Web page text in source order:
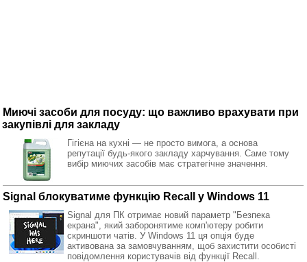
Миючі засоби для посуду: що важливо врахувати при
закупівлі для закладу
Гігієна на кухні — не просто вимога, а основа
репутації будь-якого закладу харчування. Саме тому
вибір миючих засобів має стратегічне значення.
Signal блокуватиме функцію Recall у Windows 11
Signal для ПК отримає новий параметр "Безпека
екрана", який заборонятиме комп'ютеру робити
скриншоти чатів. У Windows 11 ця опція буде
активована за замовчуванням, щоб захистити особисті
повідомлення користувачів від функції Recall.